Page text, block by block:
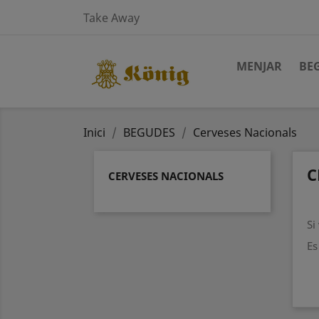
Take Away
MENJAR
Inici BEGUDES Cerveses Nacionals
CERVESES NACIONALS